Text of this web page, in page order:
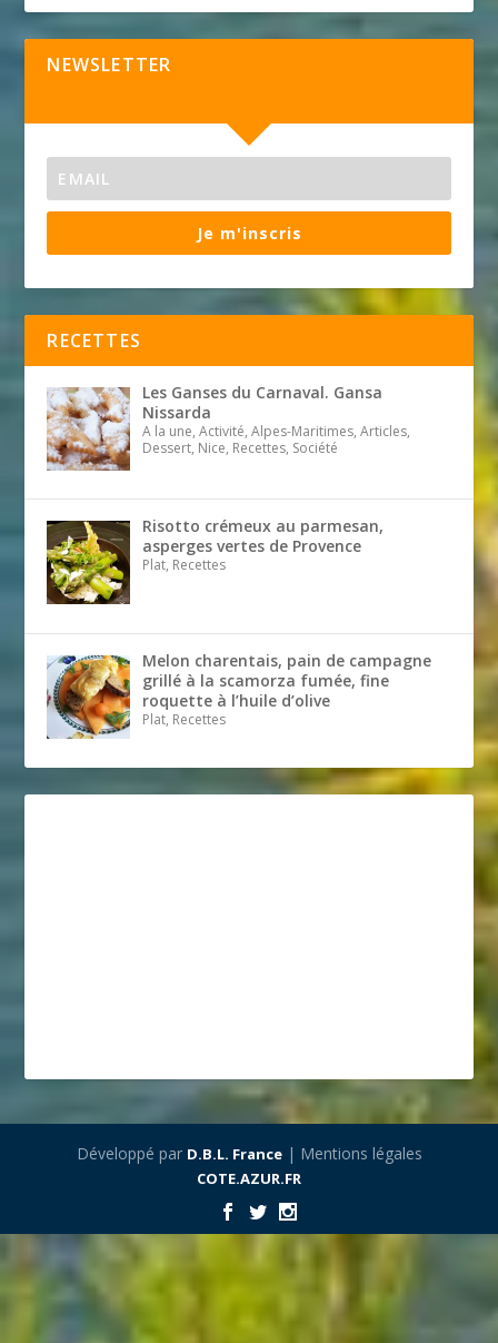
NEWSLETTER
Je m'inscris
RECETTES
Les Ganses du Carnaval. Gansa
Nissarda
A la une, Activité, Alpes-Maritimes, Articles,
Dessert, Nice, Recettes, Société
Risotto crémeux au parmesan,
asperges vertes de Provence
Plat, Recettes
Melon charentais, pain de campagne
grillé à la scamorza fumée, fine
roquette à l’huile d’olive
Plat, Recettes
Développé par D.B.L. France| Mentions légales
COTE.AZUR.FR